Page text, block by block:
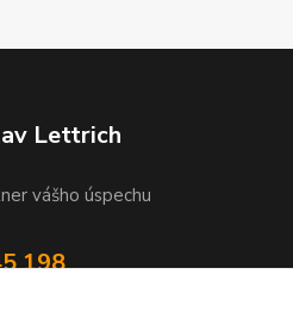
Lettrich
vášho úspechu
198